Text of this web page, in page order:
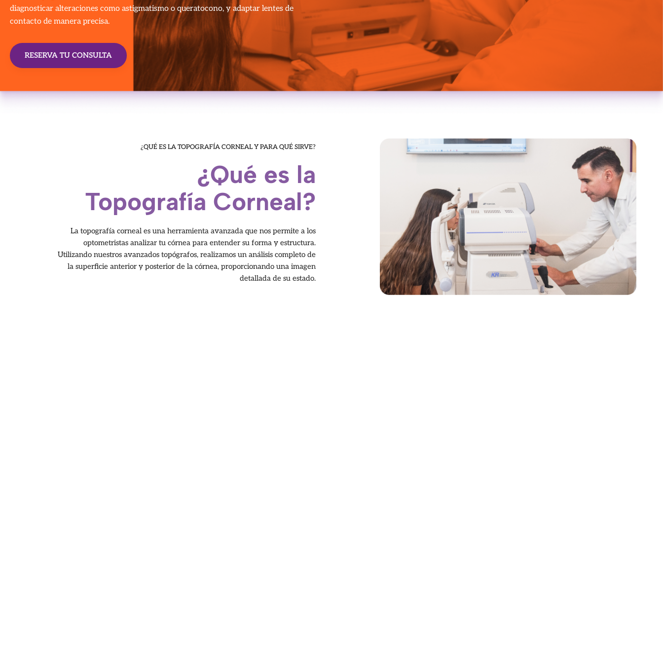
diagnosticar alteraciones como astigmatismo o queratocono, y adaptar lentes de
contacto de manera precisa.
RESERVA TU CONSULTA
¿QUÉ ES LA TOPOGRAFÍA CORNEAL Y PARA QUÉ SIRVE?
¿Qué es la
Topografía Corneal?
La topografía corneal es una herramienta avanzada que nos permite a los
optometristas analizar tu córnea para entender su forma y estructura.
Utilizando nuestros avanzados topógrafos, realizamos un análisis completo de
la superficie anterior y posterior de la córnea, proporcionando una imagen
detallada de su estado.